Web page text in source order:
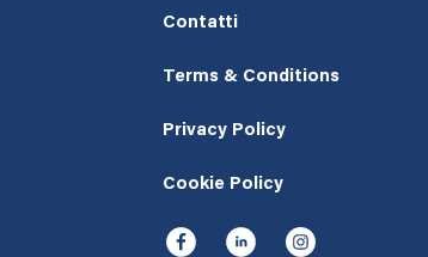
Contatti
Terms & Conditions
Privacy Policy
Cookie Policy